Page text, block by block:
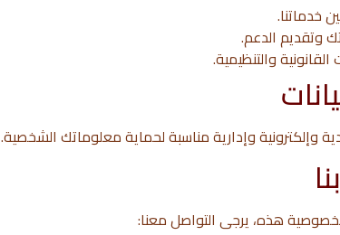
خدماتنا.
وتقديم الدعم.
والتنظيمية.
وإلكترونية وإدارية مناسبة لحماية معلوماتك الشخصية.
هذه، يرجى التواصل معنا: